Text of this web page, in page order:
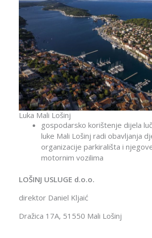
Luka Mali Lošinj
gospodarsko korištenje dijela
luke Mali Lošinj radi obavljanja
organizacije parkirališta i
motornim vozilima
LOŠINJ USLUGE d.o.o.
direktor Daniel Kljaić
Dražica 17A, 51550 Mali Lošinj